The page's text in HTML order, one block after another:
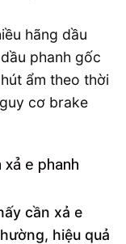
hãng dầu
phanh gốc
ẩm theo thời
cơ brake
e phanh
cần xả e
hiệu quả